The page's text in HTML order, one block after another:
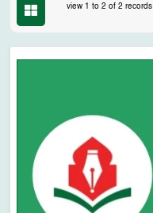
view 1 to 2 of 2 records